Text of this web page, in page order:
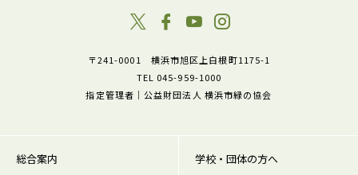
〒241-0001 横浜市旭区上白根町1175-1
TEL 045-959-1000
指定管理者｜公益財団法人 横浜市緑の協会
総合案内
学校・団体の方へ